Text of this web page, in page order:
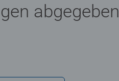
abgegeben